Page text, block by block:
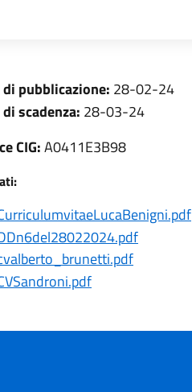
di pubblicazione: 28-02-24
scadenza: 28-03-24
CIG:A0411E3B98